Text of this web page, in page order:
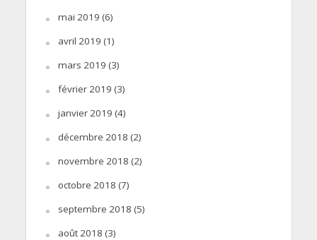
mai 2019 (6)
avril 2019 (1)
mars 2019 (3)
février 2019 (3)
janvier 2019 (4)
décembre 2018 (2)
novembre 2018 (2)
octobre 2018 (7)
septembre 2018 (5)
août 2018 (3)